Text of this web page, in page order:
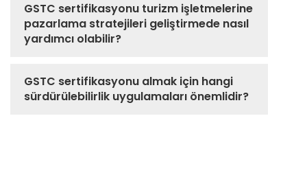
GSTC sertifikasyonu turizm işletmelerine
pazarlama stratejileri geliştirmede nasıl
yardımcı olabilir?
GSTC sertifikasyonu almak için hangi
sürdürülebilirlik uygulamaları önemlidir?